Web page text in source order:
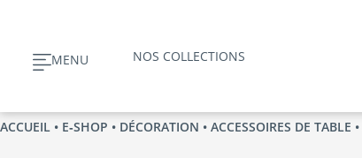
contenuMENU NOS COLLECTIONS
ACCUEIL • E‑SHOP • DÉCORATION • ACCESSOIRES DE TABLE •